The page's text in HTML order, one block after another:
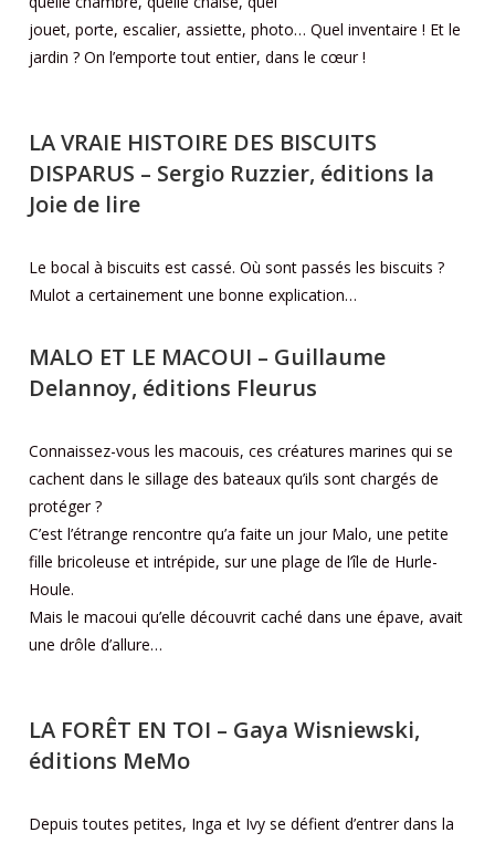
jouet, porte, escalier, assiette, photo… Quel inventaire ! Et le
jardin ? On l’emporte tout entier, dans le cœur !
LA VRAIE HISTOIRE DES BISCUITS
DISPARUS – Sergio Ruzzier, éditions la
Joie de lire
Le bocal à biscuits est cassé. Où sont passés les biscuits ?
Mulot a certainement une bonne explication…
MALO ET LE MACOUI – Guillaume
Delannoy, éditions Fleurus
Connaissez-vous les macouis, ces créatures marines qui se
cachent dans le sillage des bateaux qu’ils sont chargés de
protéger ?
C’est l’étrange rencontre qu’a faite un jour Malo, une petite
fille bricoleuse et intrépide, sur une plage de l’île de Hurle-
Houle.
Mais le macoui qu’elle découvrit caché dans une épave, avait
une drôle d’allure…
LA FORÊT EN TOI – Gaya Wisniewski,
éditions MeMo
Depuis toutes petites, Inga et Ivy se défient d’entrer dans la